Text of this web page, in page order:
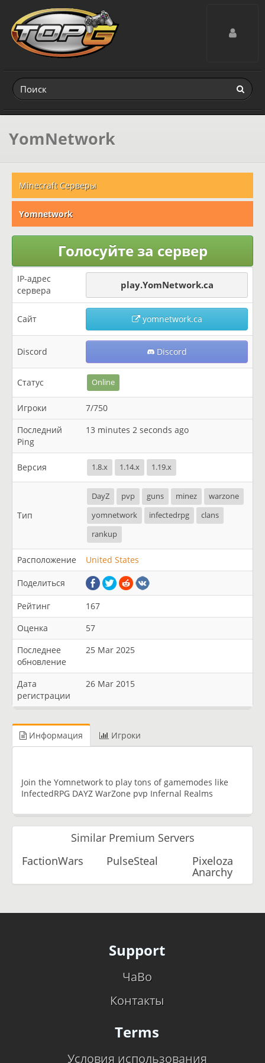
Toggle
YomNetwork
Minecraft Серверы
Yomnetwork
Голосуйте за сервер
IP-адрес
сервера
play.YomNetwork.ca
Сайт yomnetwork.ca
Discord Discord
Статус Online
Игроки
7/750
Последний
Ping
13 minutes 2 seconds ago
Версия 1.8.x 1.14.x 1.19.x
Тип
DayZ pvp guns minez
warzone
yomnetwork
infectedrpg
clans
rankup
Расположение United States
Поделиться
Рейтинг
167
Оценка
57
Последнее
обновление
25 Mar 2025
Дата
регистрации
26 Mar 2015
Информация Игроки
Join the Yomnetwork to play tons of gamemodes like
InfectedRPG DAYZ WarZone pvp Infernal Realms
Similar Premium Servers
FactionWars
PulseSteal Pixeloza
Anarchy
Support
ЧаВо
Контакты
Terms
Условия использования